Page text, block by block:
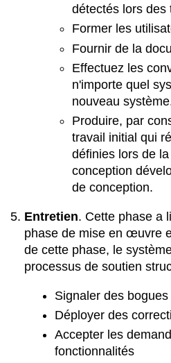
détectés lors des
Former les
Fournir de la
Effectuez les
n'importe quel
nouveau
Produire, par
travail initial qui
définies lors de
conception
de conception.
Entretien. Cette phase a
phase de mise en œuvre
de cette phase, le
processus de soutien
Signaler des bogues
Déployer des
Accepter les
fonctionnalités